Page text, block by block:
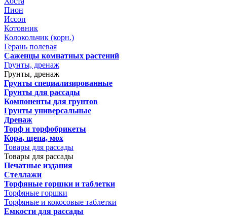
Пион
Иссоп
Котовник
Колокольчик (корн.)
Герань полевая
Саженцы комнатных растений
Грунты, дренаж
Грунты, дренаж
Грунты специализированные
Грунты для рассады
Компоненты для грунтов
Грунты универсальные
Дренаж
Торф и торфобрикеты
Кора, щепа, мох
Товары для рассады
Товары для рассады
Печатные издания
Стеллажи
Торфяные горшки и таблетки
Торфяные горшки
Торфяные и кокосовые таблетки
Емкости для рассады